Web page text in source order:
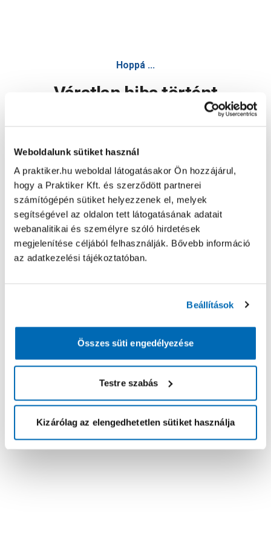
Weboldalunk sütiket használ
A praktiker.hu weboldal látogatásakor Ön hozzájárul,
hogy a Praktiker Kft. és szerződött partnerei
számítógépén sütiket helyezzenek el, melyek
segítségével az oldalon tett látogatásának adatait
webanalitikai és személyre szóló hirdetések
megjelenítése céljából felhasználják. Bővebb információ
az adatkezelési tájékoztatóban.
Beállítások
Összes süti engedélyezése
Testre szabás
Kizárólag az elengedhetetlen sütiket használja
Hoppá ...
Váratlan hiba történt
Oldal újratöltése